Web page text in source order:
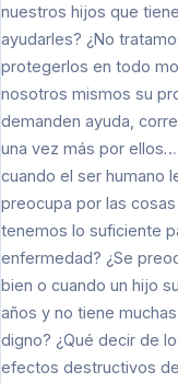
nuestros hijos que
ayudarles? ¿No
protegerlos en todo
nosotros mismos su
demanden ayuda,
una vez más por
cuando el ser humano
preocupa por las
tenemos lo suficiente
enfermedad? ¿Se
bien o cuando un hijo
años y no tiene
digno? ¿Qué decir de
efectos destructivos